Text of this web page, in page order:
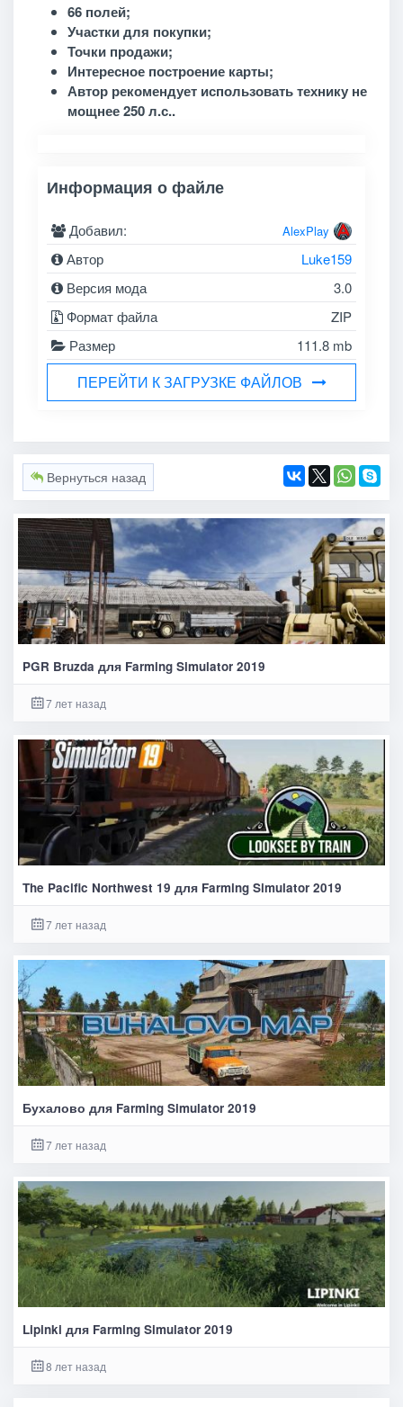
66 полей;
Участки для покупки;
Точки продажи;
Интересное построение карты;
Автор рекомендует использовать технику не
мощнее 250 л.с..
Информация о файле
Добавил: AlexPlay
Автор
Luke159
Версия мода
3.0
Формат файла
ZIP
Размер
111.8 mb
ПЕРЕЙТИ К ЗАГРУЗКЕ ФАЙЛОВ
Вернуться назад
PGR Bruzda для Farming Simulator 2019
7 лет назад
The Pacific Northwest 19 для Farming Simulator 2019
7 лет назад
Бухалово для Farming Simulator 2019
7 лет назад
Lipinki для Farming Simulator 2019
8 лет назад